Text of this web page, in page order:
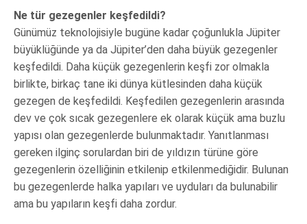
Ne tür gezegenler keşfedildi?
Günümüz teknolojisiyle bugüne kadar çoğunlukla Jüpiter
büyüklüğünde ya da Jüpiter’den daha büyük gezegenler
keşfedildi. Daha küçük gezegenlerin keşfi zor olmakla
birlikte, birkaç tane iki dünya kütlesinden daha küçük
gezegen de keşfedildi. Keşfedilen gezegenlerin arasında
dev ve çok sıcak gezegenlere ek olarak küçük ama buzlu
yapısı olan gezegenlerde bulunmaktadır. Yanıtlanması
gereken ilginç sorulardan biri de yıldızın türüne göre
gezegenlerin özelliğinin etkilenip etkilenmediğidir. Bulunan
bu gezegenlerde halka yapıları ve uyduları da bulunabilir
ama bu yapıların keşfi daha zordur.